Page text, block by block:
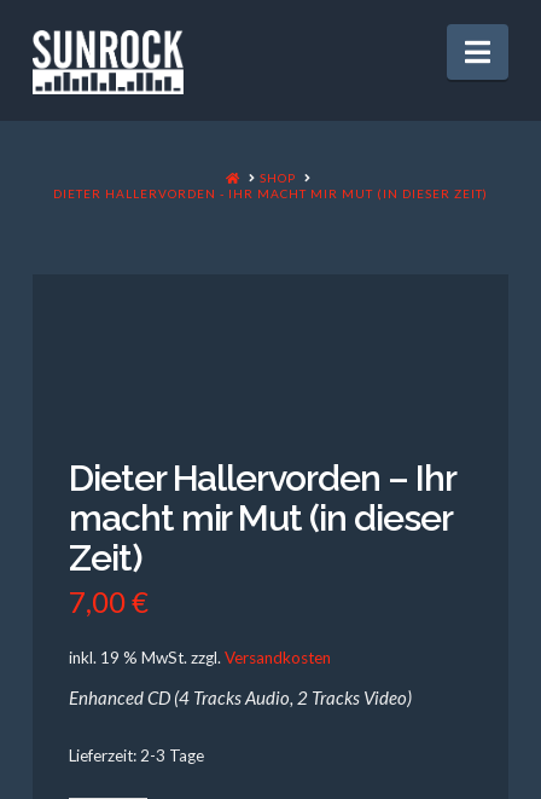
HOME
SHOP
DIETER HALLERVORDEN - IHR MACHT MIR MUT (IN DIESER ZEIT)
Dieter Hallervorden – Ihr
macht mir Mut (in dieser
Zeit)
7,00€
inkl. 19 % MwSt.zzgl.Versandkosten
Enhanced CD (4 Tracks Audio, 2 Tracks Video)
Lieferzeit: 2-3 Tage